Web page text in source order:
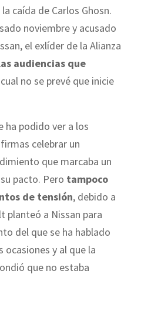
caída de Carlos Ghosn.
noviembre y acusado
el exlíder de la Alianza
audiencias que
no se prevé que inicie
ha podido ver a los
celebrar un
que marcaba un
pacto. Pero tampoco
de tensión, debido a
planteó a Nissan para
del que se ha hablado
ocasiones y al que la
que no estaba